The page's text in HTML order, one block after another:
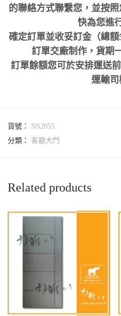
的聯絡方式聯繫您，並按
快為您進
確定訂單並收妥訂金（總
訂單交廠制作，貨期
訂單餘額您可於安排運送
運輸司
貨號： NS2055
分類： 客廳大門
Related products